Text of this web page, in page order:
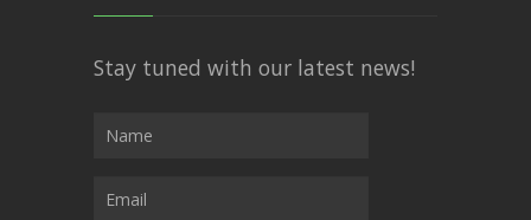
Stay tuned with our latest news!